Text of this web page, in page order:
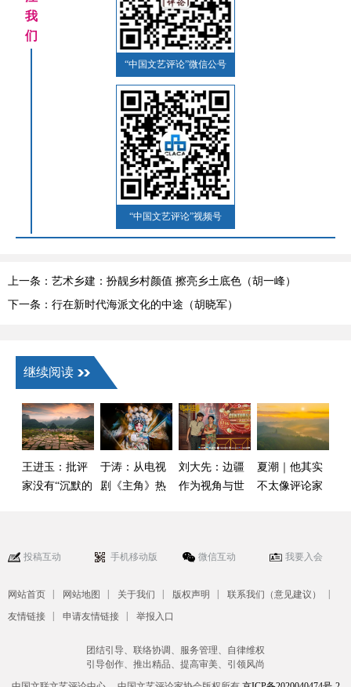
我
们
“中国文艺评论”微信公号
“中国文艺评论”视频号
上一条：艺术乡建：扮靓乡村颜值 擦亮乡土底色（胡一峰）
下一条：行在新时代海派文化的中途（胡晓军）
继续阅读
王进玉：批评
家没有“沉默的
于涛：从电视
剧《主角》热
刘大先：边疆
作为视角与世
夏潮｜他其实
不太像评论家
诚》
投稿互动 手机移动版 微信互动 我要入会
网站首页 | 网站地图 | 关于我们 | 版权声明 | 联系我们（意见建议） |
友情链接 | 申请友情链接 | 举报入口
团结引导、联络协调、服务管理、自律维权
引导创作、推出精品、提高审美、引领风尚